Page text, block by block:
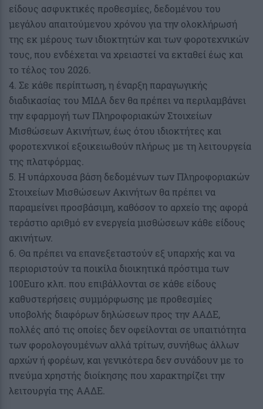
είδους ασφυκτικές προθεσμίες, δεδομένου του
μεγάλου απαιτούμενου χρόνου για την ολοκλήρωσή
της εκ μέρους των ιδιοκτητών και των φοροτεχνικών
τους, που ενδέχεται να χρειαστεί να εκταθεί έως και
το τέλος του 2026.
4. Σε κάθε περίπτωση, η έναρξη παραγωγικής
διαδικασίας του ΜΙΔΑ δεν θα πρέπει να περιλαμβάνει
την εφαρμογή των Πληροφοριακών Στοιχείων
Μισθώσεων Ακινήτων, έως ότου ιδιοκτήτες και
φοροτεχνικοί εξοικειωθούν πλήρως με τη λειτουργεία
της πλατφόρμας.
5. Η υπάρχουσα βάση δεδομένων των Πληροφοριακών
Στοιχείων Μισθώσεων Ακινήτων θα πρέπει να
παραμείνει προσβάσιμη, καθόσον το αρχείο της αφορά
τεράστιο αριθμό εν ενεργεία μισθώσεων κάθε είδους
ακινήτων.
6. Θα πρέπει να επανεξεταστούν εξ υπαρχής και να
περιοριστούν τα ποικίλα διοικητικά πρόστιμα των
100Euro κλπ. που επιβάλλονται σε κάθε είδους
καθυστερήσεις συμμόρφωσης με προθεσμίες
υποβολής διαφόρων δηλώσεων προς την ΑΑΔΕ,
πολλές από τις οποίες δεν οφείλονται σε υπαιτιότητα
των φορολογουμένων αλλά τρίτων, συνήθως άλλων
αρχών ή φορέων, και γενικότερα δεν συνάδουν με το
πνεύμα χρηστής διοίκησης που χαρακτηρίζει την
λειτουργία της ΑΑΔΕ.